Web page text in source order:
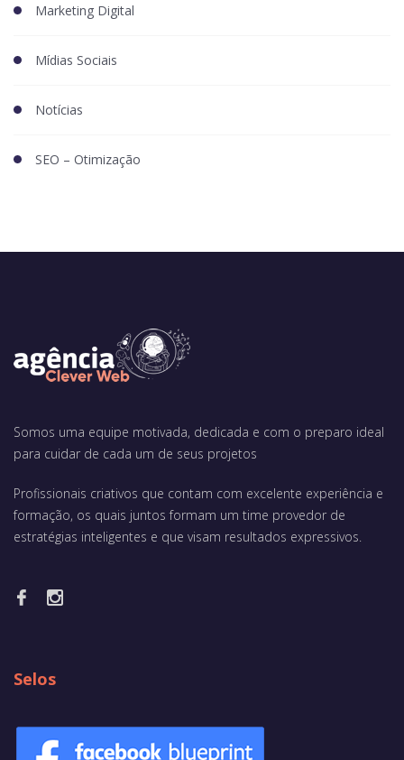
Marketing Digital
Mídias Sociais
Notícias
SEO – Otimização
Somos uma equipe motivada, dedicada e com o preparo ideal
para cuidar de cada um de seus projetos
Profissionais criativos que contam com excelente experiência e
formação, os quais juntos formam um time provedor de
estratégias inteligentes e que visam resultados expressivos.
Selos